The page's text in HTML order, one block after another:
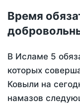
Время
В Исламе 5
которых
Ковыли на
намазов